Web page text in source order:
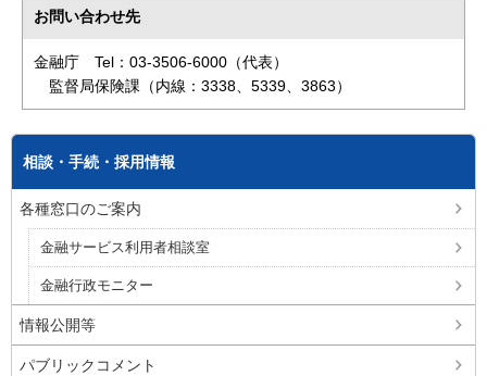
お問い合わせ先
金融庁 Tel：03-3506-6000（代表）
監督局保険課（内線：3338、5339、3863）
相談・手続・採用情報
各種窓口のご案内
金融サービス利用者相談室
金融行政モニター
情報公開等
パブリックコメント